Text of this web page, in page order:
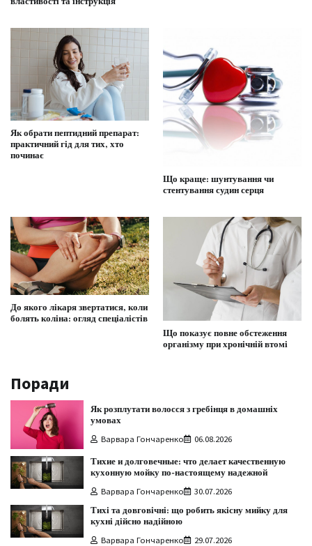
Як обрати пептидний препарат:
практичний гід для тих, хто
починає
Що краще: шунтування чи
стентування судин серця
До якого лікаря звертатися, коли
болять коліна: огляд спеціалістів
Що показує повне обстеження
організму при хронічній втомі
Поради
Як розплутати волосся з гребінця в домашніх
умовах
Варвара Гончаренко 06.08.2026
Тихие и долговечные: что делает качественную
кухонную мойку по-настоящему надежной
Варвара Гончаренко 30.07.2026
Тихі та довговічні: що робить якісну мийку для
кухні дійсно надійною
Варвара Гончаренко 29.07.2026